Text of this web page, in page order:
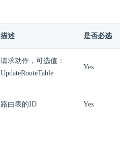
描述 是否必选
请求动作，可选值：
UpdateRouteTable
Yes
路由表的ID Yes